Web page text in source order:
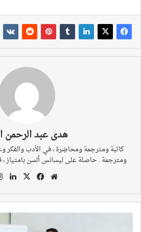
هدى عبد الرحمن
كاتبة ومترجمة ومحاضِرة ، في الأدب والفكر
ومترجمة . حاصلة على ليسانس ألسن بامتياز ،
موقع فيسبوك
‫X